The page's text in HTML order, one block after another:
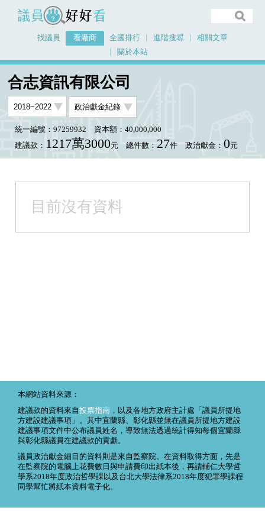
議員好好看
找議員 看廠商 全國排行 進階搜尋
相關文章
關於本站
合志資訊有限公司
統一編號：97259932
資本額：40,000,000
建議款： 1217萬3000元 總件數： 27件 政治獻金： 0元
目前沒有資料
本網站資料來源：
建議款的資料來自投票指南 ，以及各地方政府主計處「議員所提地
方建設建議事項」。其中宜蘭縣、彰化縣並無在議員所提地方建設
建議事項文件中公布議員姓名，導致無法透過統計得知每個宜蘭縣
與彰化縣議員在建議款的貢獻。
議員政治獻金細目的資料則是來自監察院。在資料取得方面，先是
在監察院的電腦上花費數日與申請費印出紙本後，再請輔仁大學哲
學系2018年度政治哲學課以及台北大學法律系2018年度犯罪學課程
同學幫忙將紙本資料電子化。